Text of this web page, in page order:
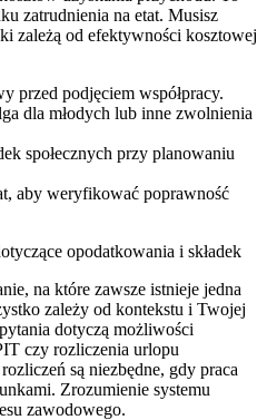
zatrudnienia na etat. Musisz
zależą od efektywności kosztowej
przed podjęciem współpracy.
dla młodych lub inne zwolnienia
społecznych przy planowaniu
aby weryfikować poprawność
opodatkowania i składek
na które zawsze istnieje jedna
zależy od kontekstu i Twojej
dotyczą możliwości
czy rozliczenia urlopu
są niezbędne, gdy praca
Zrozumienie systemu
zawodowego.